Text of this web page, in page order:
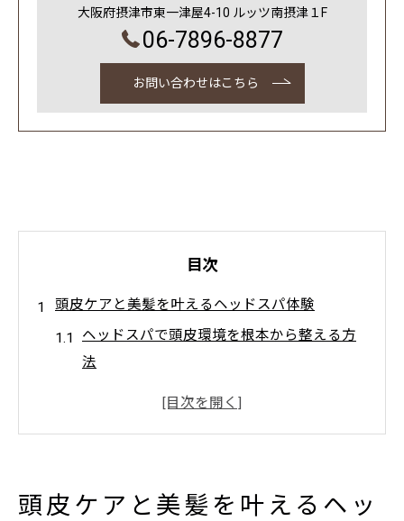
大阪府摂津市東一津屋4-10 ルッツ南摂津１F
06-7896-8877
お問い合わせはこちら
目次
頭皮ケアと美髪を叶えるヘッドスパ体験
ヘッドスパで頭皮環境を根本から整える方
法
美髪へ導くヘッドスパの施術内容と効果
力
頭皮ケアと美髪を叶えるヘッ